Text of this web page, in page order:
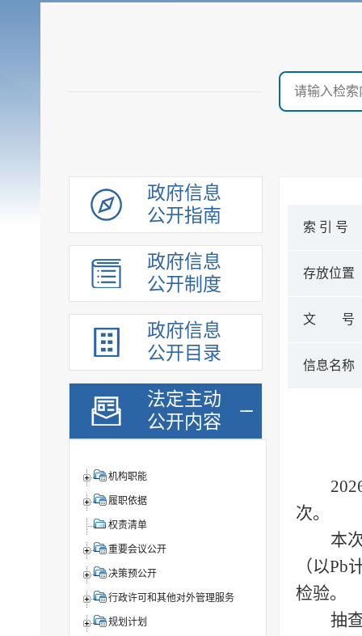
政府信息
公开指南
政府信息
公开制度
政府信息
公开目录
法定主动
公开内容
机构职能
履职依据
权责清单
重要会议公开
决策预公开
行政许可和其他对外管理服务
规划计划
索 引 号
存放位置
文 号
信息名称
次。
本
（以Pb
检验。
抽